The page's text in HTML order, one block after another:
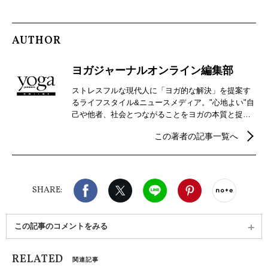
AUTHOR
ヨガジャーナルオンライン編集部
ストレスフルな現代人に「ヨガ的な解決」を提案す
るライフスタイル&ニュースメディア。"心地よい"自
己や他者、社会とつながることをヨガの本質と捉
などウェルビーイングを実現するための情報を発
この著者の記事一覧へ
SHARE:
Facebook X（旧twitter）
LINE Pinterest
この記事のコメントをみる
RELATED 関連記事